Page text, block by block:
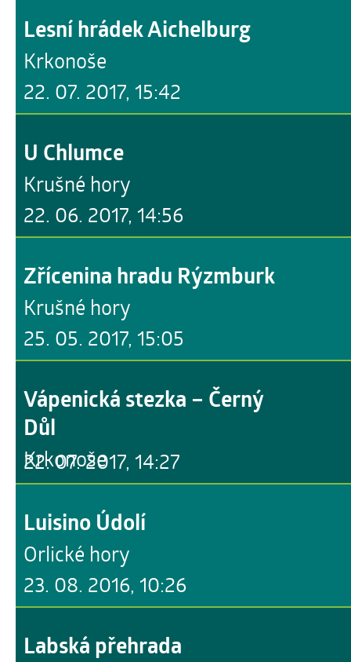
22. 07. 2017, 15:42
Lesní hrádek Aichelburg
Krkonoše
22. 06. 2017, 14:56
U Chlumce
Krušné hory
25. 05. 2017, 15:05
Zřícenina hradu Rýzmburk
Krušné hory
22. 07. 2017, 14:27
Vápenická stezka – Černý
Důl
Krkonoše
23. 08. 2016, 10:26
Luisino Údolí
Orlické hory
Labská přehrada